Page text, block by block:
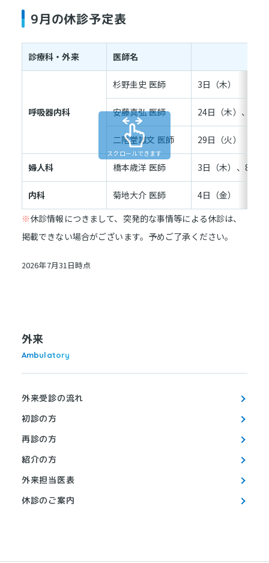
9月の休診予定表
診療科・外来 医師名
呼吸器内科
杉野圭史 医師 3日（木）
安藤真弘 医師 24日（木）、25
二階堂雄文 医師 29日（火）
婦人科 橋本歳洋 医師 3日（木）、8日
内科 菊地大介 医師 4日（金）
スクロールできます
※休診情報につきまして、突発的な事情等による休診は、
掲載できない場合がございます。予めご了承ください。
2026年7月31日時点
外来
Ambulatory
外来受診の流れ
初診の方
再診の方
紹介の方
外来担当医表
休診のご案内